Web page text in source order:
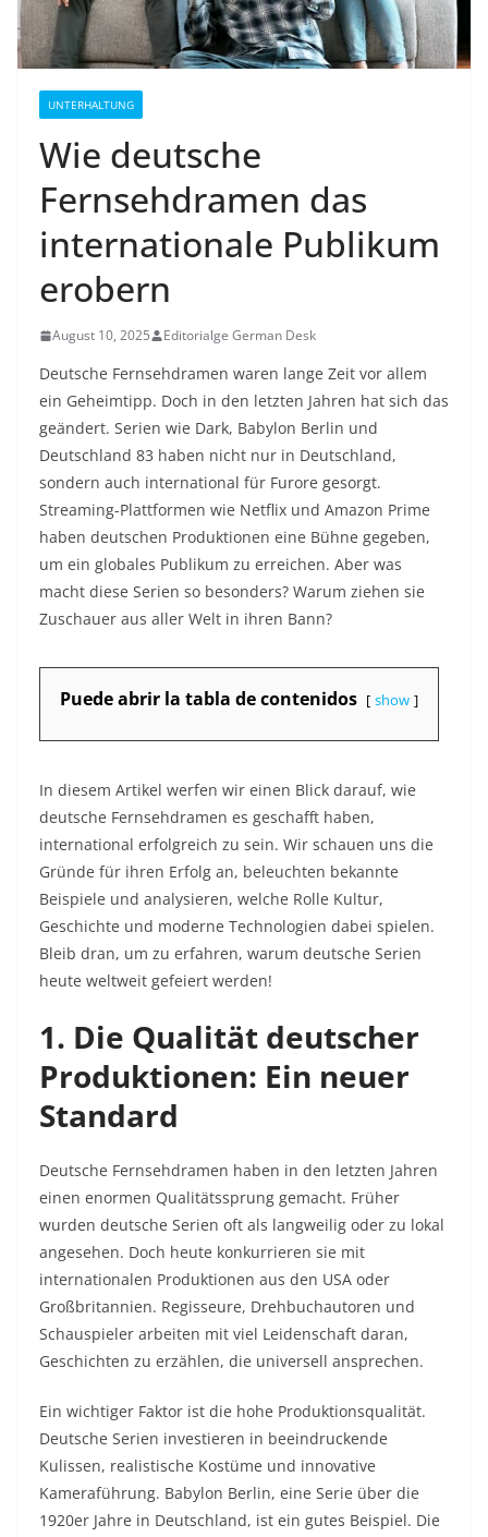
UNTERHALTUNG
Wie deutsche
Fernsehdramen das
internationale Publikum
erobern
August 10, 2025 Editorialge German Desk
Deutsche Fernsehdramen waren lange Zeit vor allem
ein Geheimtipp. Doch in den letzten Jahren hat sich das
geändert. Serien wie Dark, Babylon Berlin und
Deutschland 83 haben nicht nur in Deutschland,
sondern auch international für Furore gesorgt.
Streaming-Plattformen wie Netflix und Amazon Prime
haben deutschen Produktionen eine Bühne gegeben,
um ein globales Publikum zu erreichen. Aber was
macht diese Serien so besonders? Warum ziehen sie
Zuschauer aus aller Welt in ihren Bann?
Puede abrir la tabla de contenidos show
In diesem Artikel werfen wir einen Blick darauf, wie
deutsche Fernsehdramen es geschafft haben,
international erfolgreich zu sein. Wir schauen uns die
Gründe für ihren Erfolg an, beleuchten bekannte
Beispiele und analysieren, welche Rolle Kultur,
Geschichte und moderne Technologien dabei spielen.
Bleib dran, um zu erfahren, warum deutsche Serien
heute weltweit gefeiert werden!
1. Die Qualität deutscher
Produktionen: Ein neuer
Standard
Deutsche Fernsehdramen haben in den letzten Jahren
einen enormen Qualitätssprung gemacht. Früher
wurden deutsche Serien oft als langweilig oder zu lokal
angesehen. Doch heute konkurrieren sie mit
internationalen Produktionen aus den USA oder
Großbritannien. Regisseure, Drehbuchautoren und
Schauspieler arbeiten mit viel Leidenschaft daran,
Geschichten zu erzählen, die universell ansprechen.
Ein wichtiger Faktor ist die hohe Produktionsqualität.
Deutsche Serien investieren in beeindruckende
Kulissen, realistische Kostüme und innovative
Kameraführung. Babylon Berlin, eine Serie über die
1920er Jahre in Deutschland, ist ein gutes Beispiel. Die